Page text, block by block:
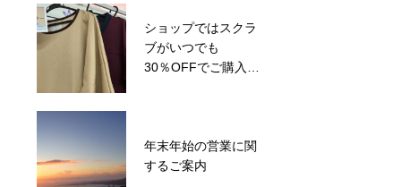
ショップではスクラ
ブがいつでも
30％OFFでご購入い
年末年始の営業に関
するご案内
涼しいミズノコーナ
ー開設しました！
スクラブの取り扱い
もございます。